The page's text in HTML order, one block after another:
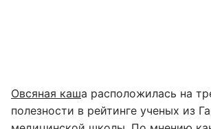
Овсяная каша расположилась на
полезности в рейтинге ученых из